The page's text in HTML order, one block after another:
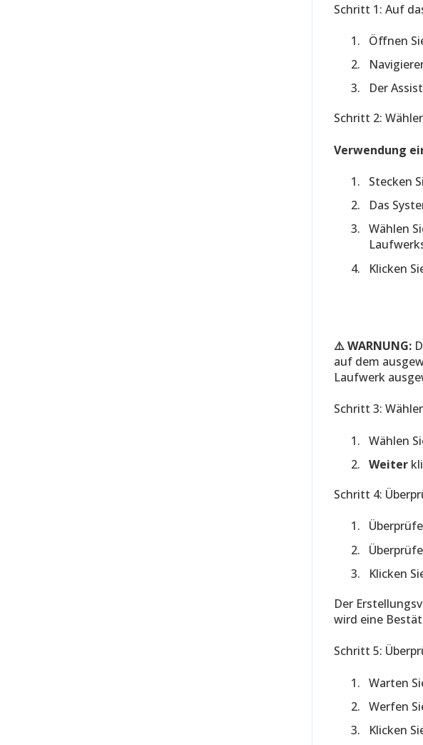
Schritt 1: Auf
Öffnen
Der
Schritt 2:
Verwendung
Stecken
Das
Wählen
Klicken
⚠️WARNUNG:
auf dem
Laufwerk
Schritt 3:
Wählen
Weiter
Schritt 4:
Klicken
Der
wird eine
Schritt 5:
Warten
Werfen
Klicken